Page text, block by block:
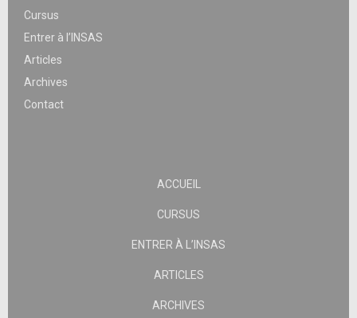
Cursus
Entrer à l’INSAS
Articles
Archives
Contact
ACCUEIL
CURSUS
ENTRER À L’INSAS
ARTICLES
ARCHIVES